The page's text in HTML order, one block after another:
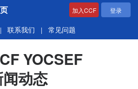
加入CCF 登录
联系我们 | 常见问题
YOCSEF
动态